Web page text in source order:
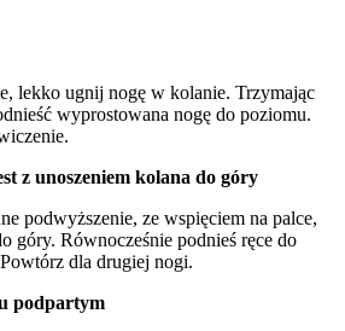
lekko ugnij nogę w kolanie. Trzymając
wyprostowana nogę do poziomu.
z unoszeniem kolana do góry
podwyższenie, ze wspięciem na palce,
góry. Równocześnie podnieś ręce do
dla drugiej nogi.
podpartym